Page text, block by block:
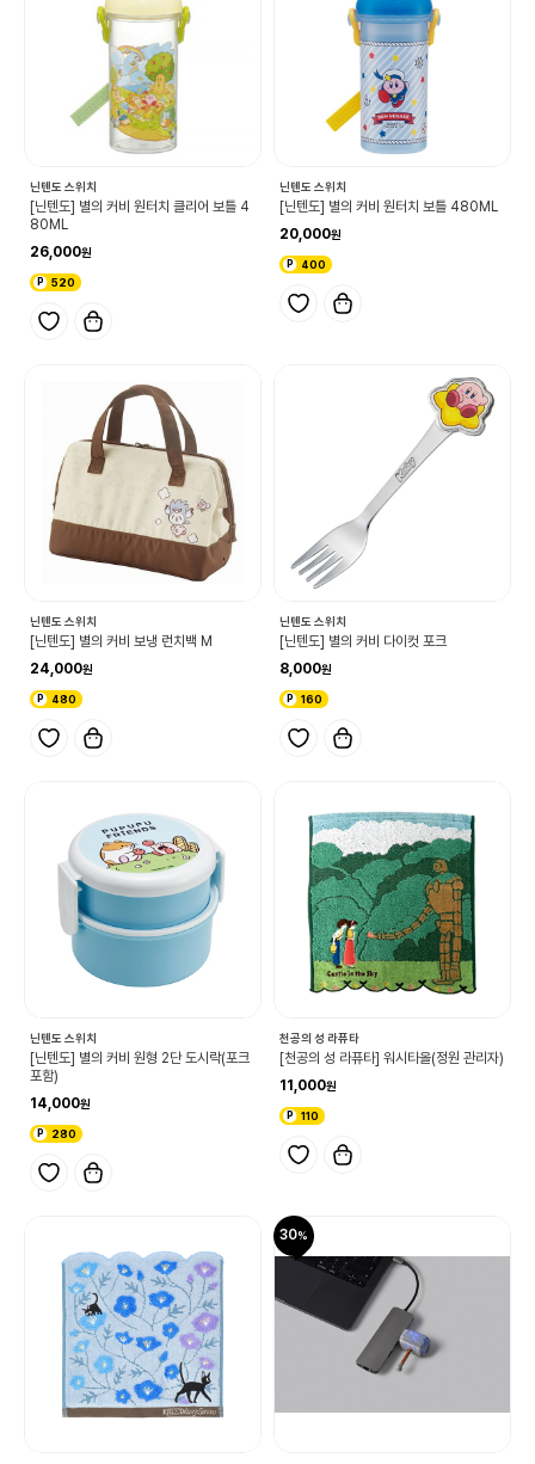
닌텐도 스위치
[닌텐도] 별의 커비 원터치 클리어 보틀 4
80ML
26,000
520
닌텐도 스위치
[닌텐도] 별의 커비 원터치 보틀 480ML
20,000
400
닌텐도 스위치
[닌텐도] 별의 커비 보냉 런치백 M
24,000
480
닌텐도 스위치
[닌텐도] 별의 커비 다이컷 포크
8,000
160
닌텐도 스위치
[닌텐도] 별의 커비 원형 2단 도시락(포크
포함)
14,000
280
천공의 성 라퓨타
[천공의 성 라퓨타] 워시타올(정원 관리자)
11,000
110
30